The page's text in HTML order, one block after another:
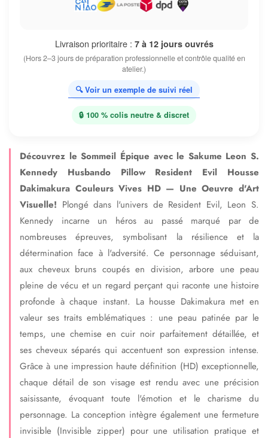
Livraison prioritaire : 7 à 12 jours ouvrés
(Hors 2–3 jours de préparation professionnelle et contrôle qualité en
atelier.)
🔍 Voir un exemple de suivi réel
🔒 100 % colis neutre & discret
Découvrez le Sommeil Épique avec le Sakume Leon S.
Kennedy Husbando Pillow Resident Evil Housse
Dakimakura Couleurs Vives HD — Une Oeuvre d'Art
Visuelle! Plongé dans l'univers de Resident Evil, Leon S.
Kennedy incarne un héros au passé marqué par de
nombreuses épreuves, symbolisant la résilience et la
détermination face à l'adversité. Ce personnage séduisant,
aux cheveux bruns coupés en division, arbore une peau
pleine de vécu et un regard perçant qui raconte une histoire
profonde à chaque instant. La housse Dakimakura met en
valeur ses traits emblématiques : une peau patinée par le
temps, une chemise en cuir noir parfaitement détaillée, et
ses cheveux séparés qui accentuent son expression intense.
Grâce à une impression haute définition (HD) exceptionnelle,
chaque détail de son visage est rendu avec une précision
saisissante, évoquant toute l'émotion et le charisme du
personnage. La conception intègre également une fermeture
invisible (Invisible zipper) pour une utilisation pratique et